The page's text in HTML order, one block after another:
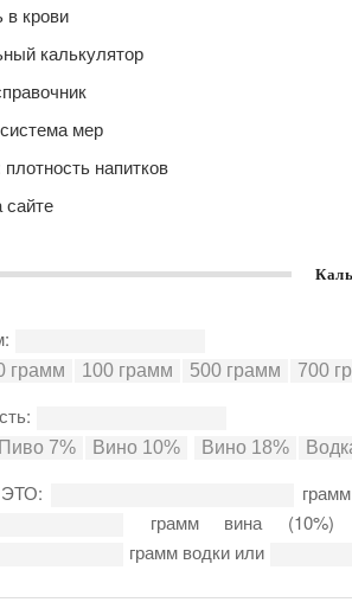
в крови
калькулятор
мер
напитков
сайте
ЭТО:
грамм вина
грамм водки или